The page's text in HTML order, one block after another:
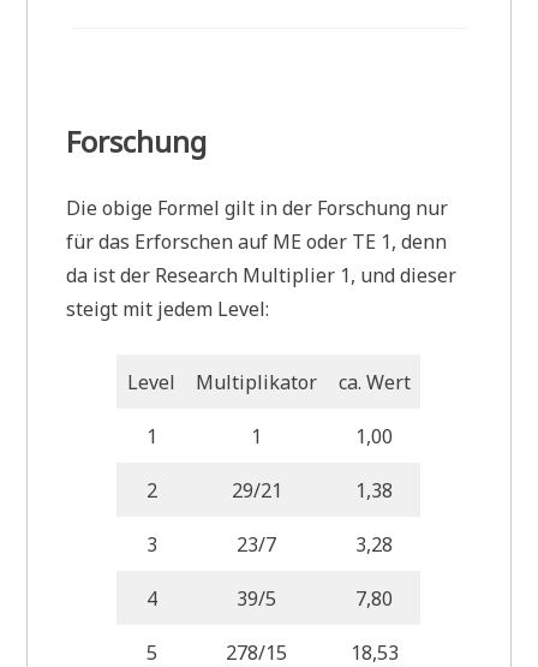
Forschung
Die obige Formel gilt in der Forschung nur
für das Erforschen auf ME oder TE 1, denn
da ist der Research Multiplier 1, und dieser
steigt mit jedem Level:
Level Multiplikator ca. Wert
1 1 1,00
2 29/21 1,38
3 23/7 3,28
4 39/5 7,80
5 278/15 18,53